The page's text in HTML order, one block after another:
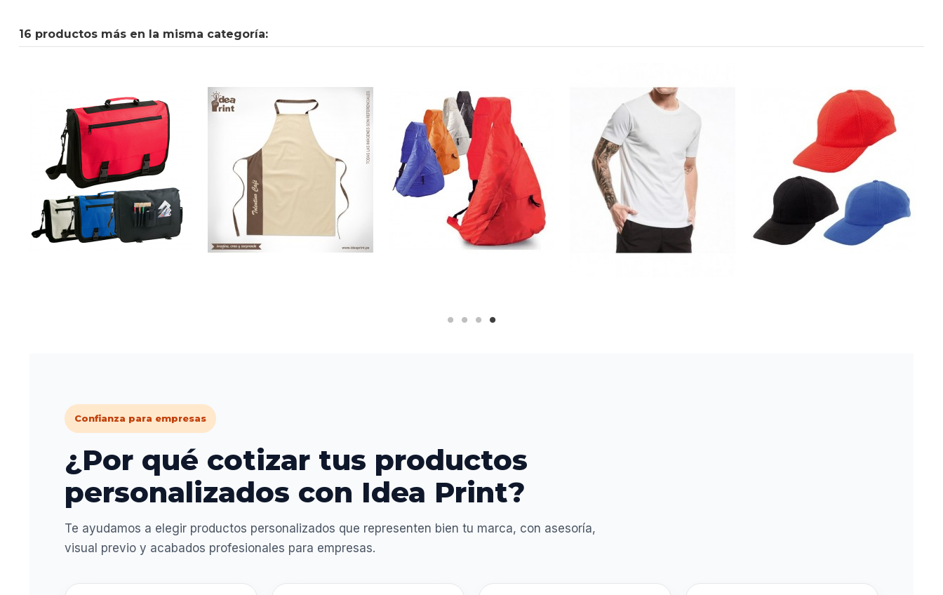
16 productos más en la misma categoría:
Confianza para empresas
¿Por qué cotizar tus productos
personalizados con Idea Print?
Te ayudamos a elegir productos personalizados que representen bien tu marca, con asesoría,
visual previo y acabados profesionales para empresas.